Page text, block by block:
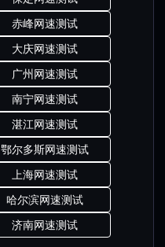
赤峰网速测试
大庆网速测试
广州网速测试
南宁网速测试
湛江网速测试
鄂尔多斯网速测试
上海网速测试
哈尔滨网速测试
济南网速测试